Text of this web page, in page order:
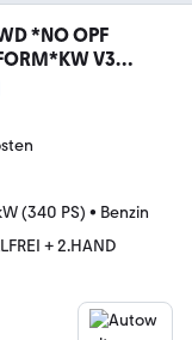
*NO OPF
V3
(340 PS) • Benzin
+ 2.HAND